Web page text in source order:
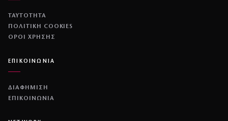
ΤΑΥΤΟΤΗΤΑ
ΠΟΛΙΤΙΚΉ COOKIES
ΌΡΟΙ ΧΡΉΣΗΣ
ΕΠΙΚΟΙΝΩΝΙΑ
ΔΙΑΦΗΜΙΣΗ
ΕΠΙΚΟΙΝΩΝΙΑ